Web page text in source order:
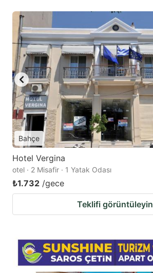
Bahçe
Hotel Vergina
otel · 2 Misafir · 1 Yatak Odası
₺1.732 /gece
Teklifi görüntüleyin